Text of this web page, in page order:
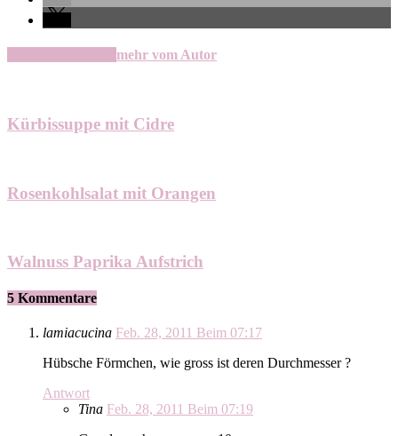
mehr vom Autor
Kürbissuppe mit Cidre
Rosenkohlsalat mit Orangen
Walnuss Paprika Aufstrich
5 Kommentare
lamiacucina Feb. 28, 2011 Beim 07:17
Hübsche Förmchen, wie gross ist deren Durchmesser ?
Antwort
Tina Feb. 28, 2011 Beim 07:19